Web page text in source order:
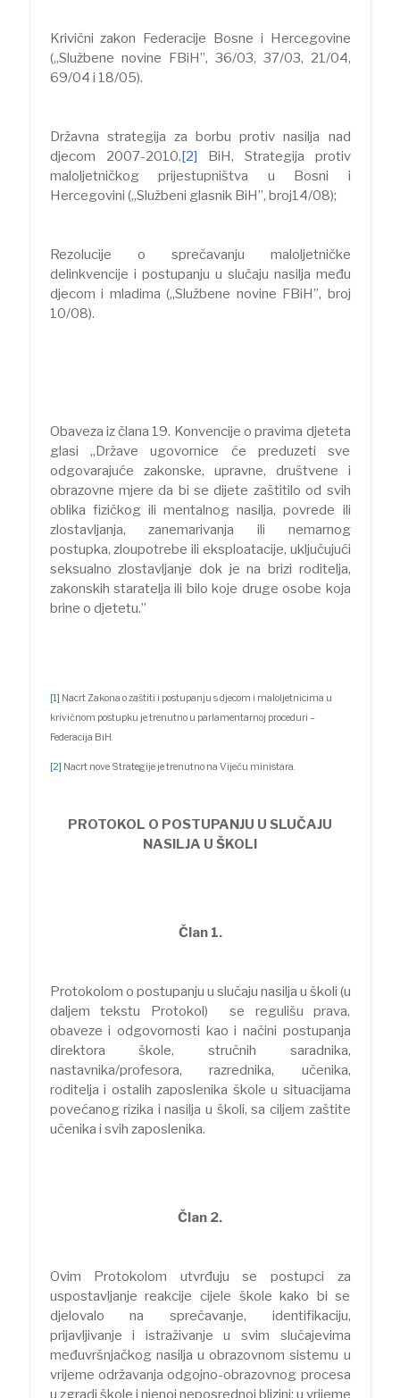
Krivični zakon Federacije Bosne i Hercegovine
(„Službene novine FBiH”, 36/03, 37/03, 21/04,
69/04 i 18/05).
Državna strategija za borbu protiv nasilja nad
djecom 2007-2010.[2] BiH, Strategija protiv
maloljetničkog prijestupništva u Bosni i
Hercegovini („Službeni glasnik BiH”, broj14/08);
Rezolucije o sprečavanju maloljetničke
delinkvencije i postupanju u slučaju nasilja među
djecom i mladima („Službene novine FBiH”, broj
10/08).
Obaveza iz člana 19. Konvencije o pravima djeteta
glasi „Države ugovornice će preduzeti sve
odgovarajuće zakonske, upravne, društvene i
obrazovne mjere da bi se dijete zaštitilo od svih
oblika fizičkog ili mentalnog nasilja, povrede ili
zlostavljanja, zanemarivanja ili nemarnog
postupka, zloupotrebe ili eksploatacije, uključujući
seksualno zlostavljanje dok je na brizi roditelja,
zakonskih staratelja ili bilo koje druge osobe koja
brine o djetetu.”
[1] Nacrt Zakona o zaštiti i postupanju s djecom i maloljetnicima u
krivičnom postupku je trenutno u parlamentarnoj proceduri –
Federacija BiH.
[2] Nacrt nove Strategije je trenutno na Vijeću ministara.
PROTOKOL O POSTUPANJU U SLUČAJU
NASILJA U ŠKOLI
Član 1.
Protokolom o postupanju u slučaju nasilja u školi (u
daljem tekstu Protokol) se regulišu prava,
obaveze i odgovornosti kao i načini postupanja
direktora škole, stručnih saradnika,
nastavnika/profesora, razrednika, učenika,
roditelja i ostalih zaposlenika škole u situacijama
povećanog rizika i nasilja u školi, sa ciljem zaštite
učenika i svih zaposlenika.
Član 2.
Ovim Protokolom utvrđuju se postupci za
uspostavljanje reakcije cijele škole kako bi se
djelovalo na sprečavanje, identifikaciju,
prijavljivanje i istraživanje u svim slučajevima
međuvršnjačkog nasilja u obrazovnom sistemu u
vrijeme održavanja odgojno-obrazovnog procesa
u zgradi škole i njenoj neposrednoj blizini; u vrijeme